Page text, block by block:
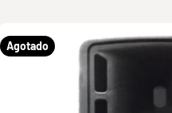
Agotado